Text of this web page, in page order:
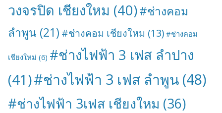
วงจรปิด เชียงใหม (40)#ช่างคอม
ลำพูน (21) #ช่างคอม เชียงใหม (13) #ช่างคอม
เชียงใหม่ (6) #ช่างไฟฟ้า 3 เฟส ลำปาง
(41)#ช่างไฟฟ้า 3 เฟส ลำพูน (48)
#ช่างไฟฟ้า 3เฟส เชียงใหม (36)